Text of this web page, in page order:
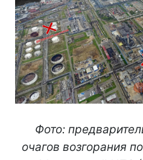
Фото:
очагов возгорания